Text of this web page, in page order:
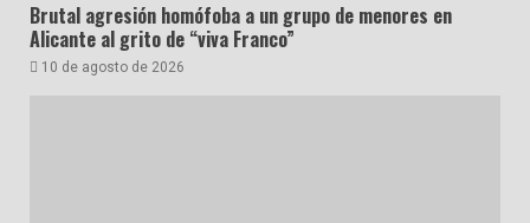
Brutal agresión homófoba a un grupo de menores en
Alicante al grito de “viva Franco”
10 de agosto de 2026